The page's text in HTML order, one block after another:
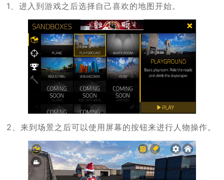
1、进入到游戏之后选择自己喜欢的地图开始。
2、来到场景之后可以使用屏幕的按钮来进行人物操作。